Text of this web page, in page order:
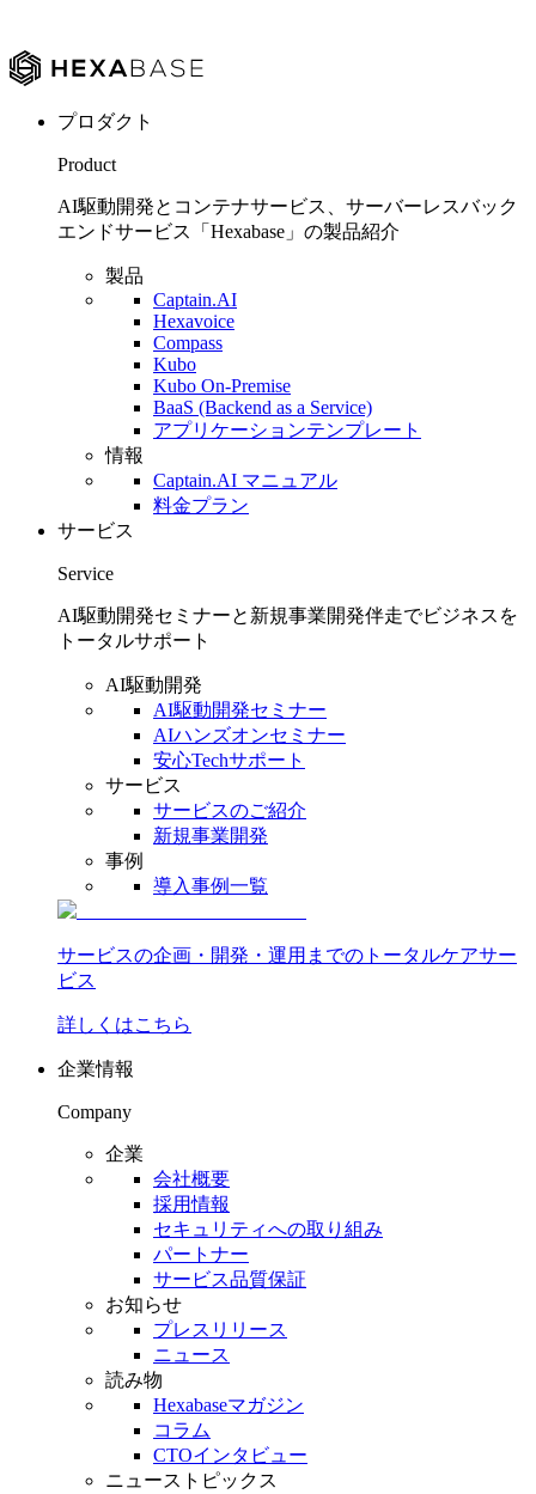
プロダクト
Product
AI駆動開発とコンテナサービス、サーバーレスバック
エンドサービス「Hexabase」の製品紹介
製品
Captain.AI
Hexavoice
Compass
Kubo
Kubo On-Premise
BaaS (Backend as a Service)
アプリケーションテンプレート
情報
Captain.AI マニュアル
料金プラン
サービス
Service
AI駆動開発セミナーと新規事業開発伴走でビジネスを
トータルサポート
AI駆動開発
AI駆動開発セミナー
AIハンズオンセミナー
安心Techサポート
サービス
サービスのご紹介
新規事業開発
事例
導入事例一覧
サービスの企画・開発・運用までのトータルケアサー
ビス
詳しくはこちら
企業情報
Company
企業
会社概要
採用情報
セキュリティへの取り組み
パートナー
サービス品質保証
お知らせ
プレスリリース
ニュース
読み物
Hexabaseマガジン
コラム
CTOインタビュー
ニューストピックス